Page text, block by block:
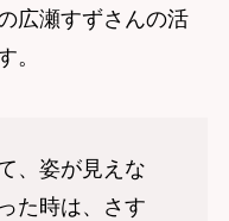
広瀬すずさんの活
。
、姿が見えな
た時は、さす